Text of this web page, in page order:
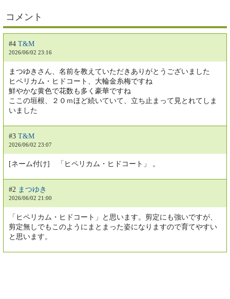
コメント
#4 T&M
2026/06/02 23:16
まつゆきさん、名前を教えていただきありがとうございました
ヒペリカム・ヒドコート、大輪金糸梅ですね
鮮やかな黄色で花数も多く豪華ですね
ここの垣根、２０ｍほど続いていて、立ち止まって見とれてしま
いました
#3 T&M
2026/06/02 23:07
[ネーム付け] 「ヒペリカム・ヒドコート」 。
#2 まつゆき
2026/06/02 21:00
「ヒペリカム・ヒドコート」と思います。剪定にも強いですが、
剪定無しでもこのようにまとまった姿になりますので育てやすい
と思います。